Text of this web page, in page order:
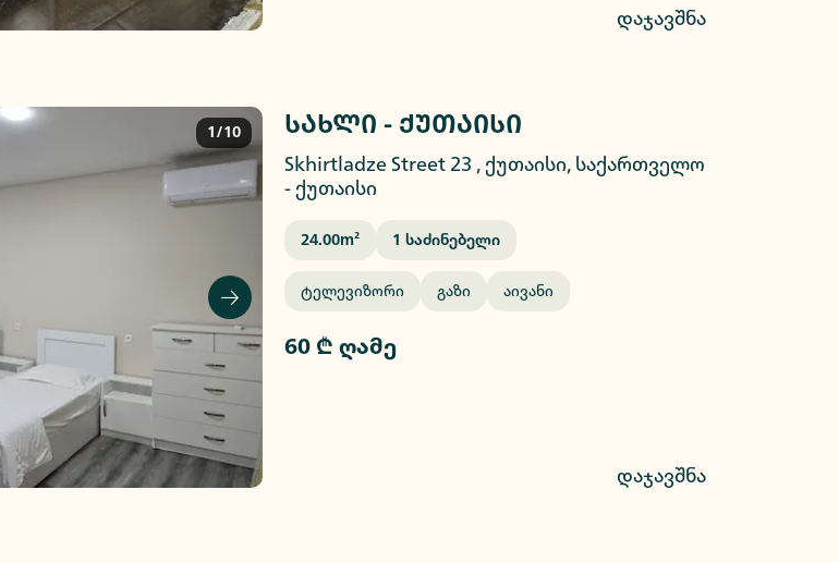
დაჯავშნა
1/10 სახლი - ქუთაისი
Skhirtladze Street 23 , ქუთაისი, საქართველო
- ქუთაისი
24.00M² 1 Საძინებელი
Ტელევიზორი Გაზი Აივანი
60 ₾ ღამე
დაჯავშნა